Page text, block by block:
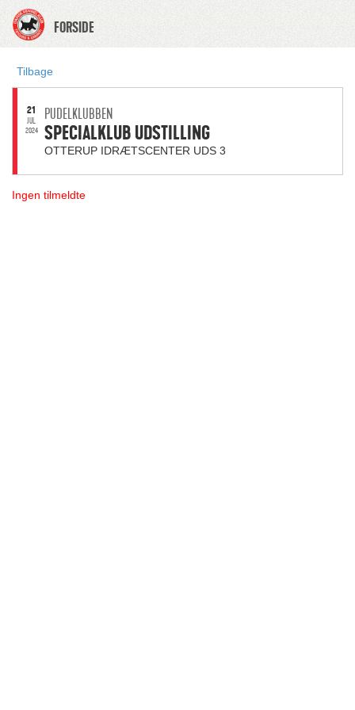
FORSIDE
Tilbage
21
JUL.
2024
PUDELKLUBBEN
SPECIALKLUB UDSTILLING
OTTERUP IDRÆTSCENTER UDS 3
Ingen tilmeldte